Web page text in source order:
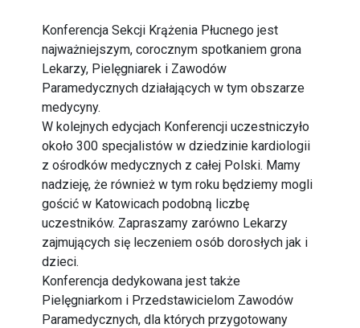
Konferencja Sekcji Krążenia Płucnego jest
najważniejszym, corocznym spotkaniem grona
Lekarzy, Pielęgniarek i Zawodów
Paramedycznych działających w tym obszarze
medycyny.
W kolejnych edycjach Konferencji uczestniczyło
około 300 specjalistów w dziedzinie kardiologii
z ośrodków medycznych z całej Polski. Mamy
nadzieję, że również w tym roku będziemy mogli
gościć w Katowicach podobną liczbę
uczestników. Zapraszamy zarówno Lekarzy
zajmujących się leczeniem osób dorosłych jak i
dzieci.
Konferencja dedykowana jest także
Pielęgniarkom i Przedstawicielom Zawodów
Paramedycznych, dla których przygotowany